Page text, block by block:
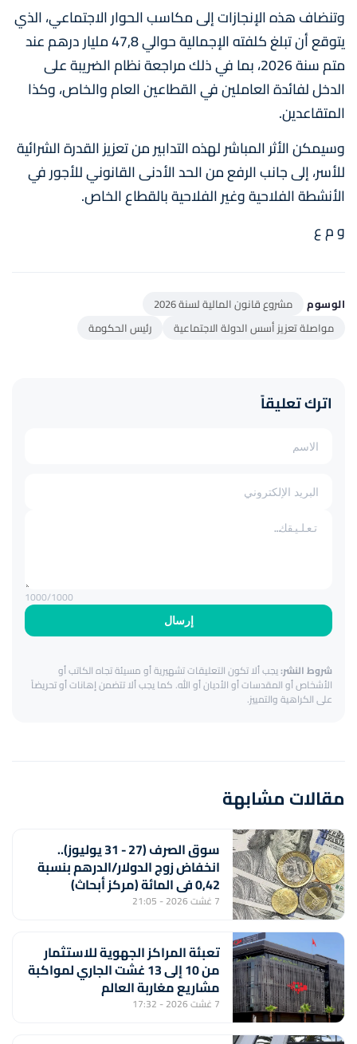
وتنضاف هذه الإنجازات إلى مكاسب الحوار الاجتماعي، الذي
يتوقع أن تبلغ كلفته الإجمالية حوالي 47,8 مليار درهم عند
متم سنة 2026، بما في ذلك مراجعة نظام الضريبة على
الدخل لفائدة العاملين في القطاعين العام والخاص، وكذا
المتقاعدين.
وسيمكن الأثر المباشر لهذه التدابير من تعزيز القدرة الشرائية
للأسر، إلى جانب الرفع من الحد الأدنى القانوني للأجور في
الأنشطة الفلاحية وغير الفلاحية بالقطاع الخاص.
و م ع
الوسوم
مشروع قانون المالية لسنة 2026
مواصلة تعزيز أسس الدولة الاجتماعية
رئيس الحكومة
اترك تعليقاً
إرسال
1000/1000
شروط النشر:يجب ألا تكون التعليقات تشهيرية أو مسيئة تجاه الكاتب أو
الأشخاص أو المقدسات أو الأديان أو الله. كما يجب ألا تتضمن إهانات أو تحريضاً
على الكراهية والتمييز.
مقالات مشابهة
سوق الصرف (27 - 31 يوليوز)..
انخفاض زوج الدولار/الدرهم بنسبة
0,42 في المائة (مركز أبحاث)
7 غشت 2026 - 21:05
تعبئة المراكز الجهوية للاستثمار
من 10 إلى 13 غشت الجاري لمواكبة
مشاريع مغاربة العالم
7 غشت 2026 - 17:32